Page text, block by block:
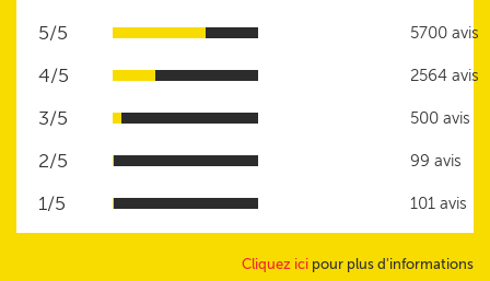
5/5 5700 avis
4/5 2564 avis
3/5 500 avis
2/5 99 avis
1/5 101 avis
Cliquez ici pour plus d'informations